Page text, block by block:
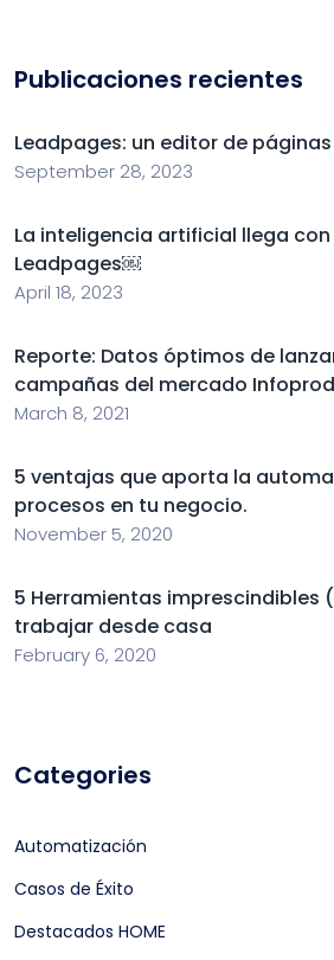
Publicaciones recientes
Leadpages: un editor de
September 28, 2023
La inteligencia artificial llega
Leadpages￼
April 18, 2023
Reporte: Datos óptimos de
campañas del mercado
March 8, 2021
5 ventajas que aporta la
procesos en tu negocio.
November 5, 2020
5 Herramientas imprescindibles
trabajar desde casa
February 6, 2020
Categories
Automatización
Casos de Éxito
Destacados HOME